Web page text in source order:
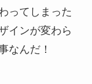
ってしまった
インが変わら
なんだ！